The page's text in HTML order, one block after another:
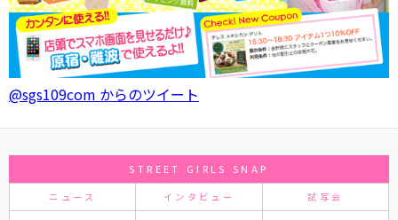
@sgs109com からのツイート
STREET GIRLS SNAP
ニュース インタビュー 試写会